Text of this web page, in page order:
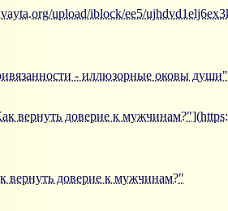
upload/iblock/ee5/
- иллюзорные оковы души"
вернуть доверие к
вернуть доверие к мужчинам?"